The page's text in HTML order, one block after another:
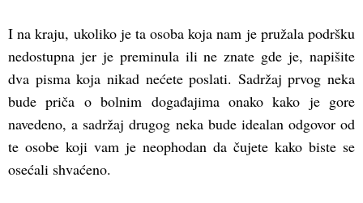
I na kraju, ukoliko je ta osoba koja nam je pružala podršku
nedostupna jer je preminula ili ne znate gde je, napišite
dva pisma koja nikad nećete poslati. Sadržaj prvog neka
bude priča o bolnim događajima onako kako je gore
navedeno, a sadržaj drugog neka bude idealan odgovor od
te osobe koji vam je neophodan da čujete kako biste se
osećali shvaćeno.